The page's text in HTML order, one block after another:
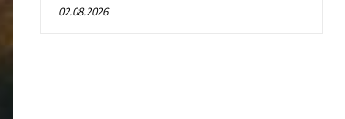
02.08.2026